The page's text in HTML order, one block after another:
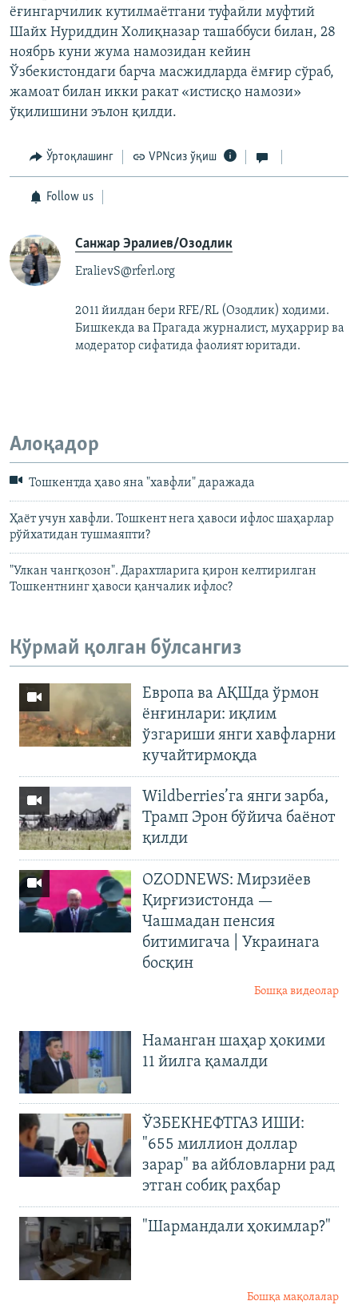
ёғингарчилик кутилмаётгани туфайли муфтий
Шайх Нуриддин Холиқназар ташаббуси билан, 28
ноябрь куни жума намозидан кейин
Ўзбекистондаги барча масжидларда ёмғир сўраб,
жамоат билан икки ракат «истисқо намози»
ўқилишини эълон қилди.
Ўртоқлашинг VPNсиз ўқиш
Follow us
Санжар Эралиев/Озодлик
EralievS@rferl.org
2011 йилдан бери RFE/RL (Озодлик) ходими.
Бишкекда ва Прагада журналист, муҳаррир ва
модератор сифатида фаолият юритади.
Алоқадор
Тошкентда ҳаво яна "хавфли" даражада
Ҳаёт учун хавфли. Тошкент нега ҳавоси ифлос шаҳарлар
рўйхатидан тушмаяпти?
"Улкан чангқозон". Дарахтларига қирон келтирилган
Тошкентнинг ҳавоси қанчалик ифлос?
Кўрмай қолган бўлсангиз
Европа ва АҚШда ўрмон
ёнғинлари: иқлим
ўзгариши янги хавфларни
кучайтирмоқда
Wildberries’га янги зарба,
Трамп Эрон бўйича баёнот
қилди
OZODNEWS: Мирзиёев
Қирғизистонда —
Чашмадан пенсия
битимигача | Украинага
босқин
Бошқа видеолар
Наманган шаҳар ҳокими
11 йилга қамалди
ЎЗБЕКНЕФТГАЗ ИШИ:
"655 миллион доллар
зарар" ва айбловларни рад
этган собиқ раҳбар
"Шармандали ҳокимлар?"
Бошқа мақолалар